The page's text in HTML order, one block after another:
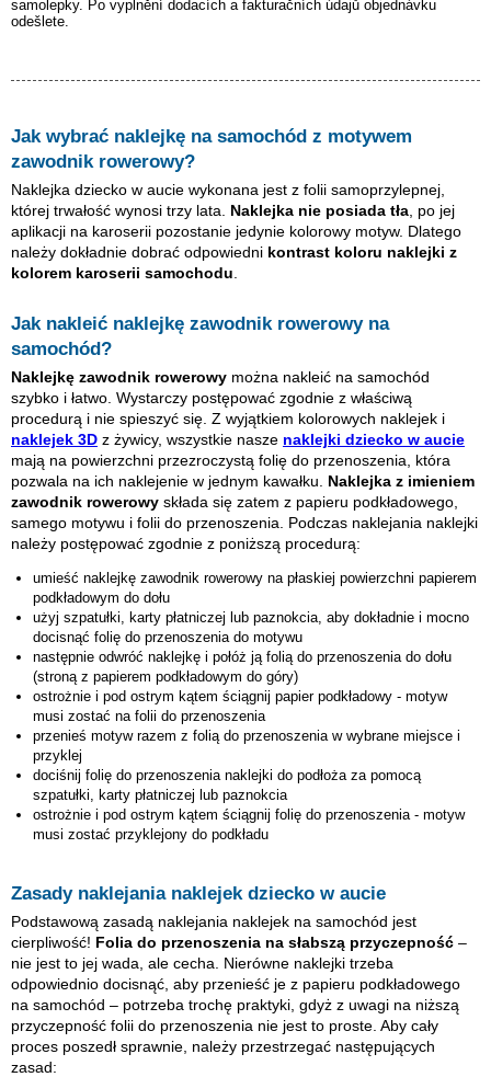
samolepky. Po vyplnění dodacích a fakturačních údajů objednávku
odešlete.
Jak wybrać naklejkę na samochód z motywem
zawodnik rowerowy?
Naklejka dziecko w aucie wykonana jest z folii samoprzylepnej,
której trwałość wynosi trzy lata. Naklejka nie posiada tła , po jej
aplikacji na karoserii pozostanie jedynie kolorowy motyw. Dlatego
należy dokładnie dobrać odpowiedni kontrast koloru naklejki z
kolorem karoserii samochodu
Jak nakleić naklejkę zawodnik rowerowyna
samochód?
Naklejkę zawodnik rowerowy można nakleić na samochód
szybko i łatwo. Wystarczy postępować zgodnie z właściwą
procedurą i nie spieszyć się. Z wyjątkiem kolorowych naklejek i
naklejek 3D z żywicy, wszystkie nasze naklejki dziecko w aucie
mają na powierzchni przezroczystą folię do przenoszenia, która
pozwala na ich naklejenie w jednym kawałku. Naklejka z imieniem
zawodnik rowerowy składa się zatem z papieru podkładowego,
samego motywu i folii do przenoszenia. Podczas naklejania naklejki
należy postępować zgodnie z poniższą procedurą:
umieść naklejkę zawodnik rowerowy na płaskiej powierzchni papierem
podkładowym do dołu
użyj szpatułki, karty płatniczej lub paznokcia, aby dokładnie i mocno
docisnąć folię do przenoszenia do motywu
następnie odwróć naklejkę i połóż ją folią do przenoszenia do dołu
(stroną z papierem podkładowym do góry)
ostrożnie i pod ostrym kątem ściągnij papier podkładowy - motyw
musi zostać na folii do przenoszenia
przenieś motyw razem z folią do przenoszenia w wybrane miejsce i
przyklej
dociśnij folię do przenoszenia naklejki do podłoża za pomocą
szpatułki, karty płatniczej lub paznokcia
ostrożnie i pod ostrym kątem ściągnij folię do przenoszenia - motyw
musi zostać przyklejony do podkładu
Zasady naklejania naklejek dziecko w aucie
Podstawową zasadą naklejania naklejek na samochód jest
cierpliwość! Folia do przenoszenia na słabszą przyczepność –
nie jest to jej wada, ale cecha. Nierówne naklejki trzeba
odpowiednio docisnąć, aby przenieść je z papieru podkładowego
na samochód – potrzeba trochę praktyki, gdyż z uwagi na niższą
przyczepność folii do przenoszenia nie jest to proste. Aby cały
proces poszedł sprawnie, należy przestrzegać następujących
zasad: